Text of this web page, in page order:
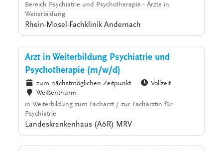
Bereich Psychiatrie und Psychotherapie - Ärzte in
Weiterbildung
Rhein-Mosel-Fachklinik Andernach
Arzt in Weiterbildung Psychiatrie und
Psychotherapie (m/w/d)
zum nächstmöglichen Zeitpunkt
Vollzeit
Weißenthurm
in Weiterbildung zum Facharzt / zur Fachärztin für
Psychiatrie
Landeskrankenhaus (AöR) MRV